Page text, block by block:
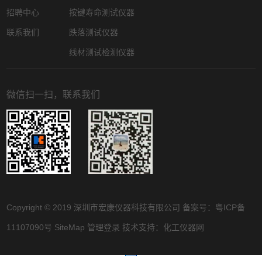
招聘中心
联系我们
按键寿命测试仪器
跌落测试仪器
线材测试检测仪器
微信扫一扫，联系我们
Copyright © 2019 深圳市宏康仪器科技有限公司 备案号： 粤ICP备
11107090号 SiteMap 管理登录 技术支持： 化工仪器网